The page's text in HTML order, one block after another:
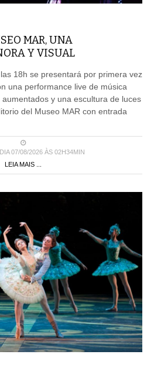
MAR, UNA
Y VISUAL
18h se presentará por primera vez
una performance live de música
y una escultura de luces
del Museo MAR con entrada
07/08/2026 ÀS 02H34MIN
LEIA MAIS ...